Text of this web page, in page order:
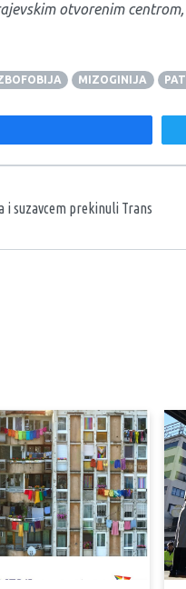
otvorenim
MIZOGINIJA
i suzavcem prekinuli Trans